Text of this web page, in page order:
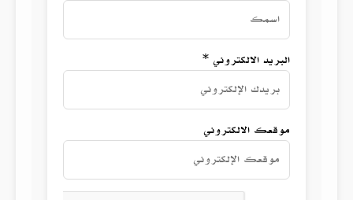
البريد الالكتروني *
موقعك الالكتروني